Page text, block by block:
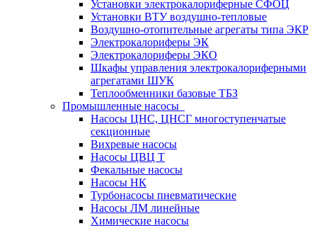
Установки электрокалориферные СФОЦ
Установки ВТУ воздушно-тепловые
Воздушно-отопительные агрегаты типа ЭКР
Электрокалориферы ЭК
Электрокалориферы ЭКО
Шкафы управления электрокалориферными
агрегатами ШУК
Теплообменники базовые ТБЗ
Промышленные насосы
Насосы ЦНС, ЦНСГ многоступенчатые
секционные
Вихревые насосы
Насосы ЦВЦ Т
Фекальные насосы
Насосы НК
Турбонасосы пневматические
Насосы ЛМ линейные
Химические насосы